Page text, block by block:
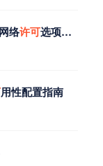
络许可选项文件的步骤
用性配置指南